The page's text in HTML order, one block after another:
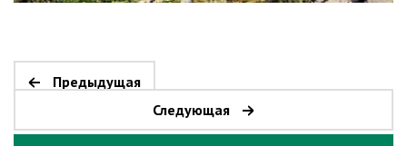
Предыдущая
Следующая